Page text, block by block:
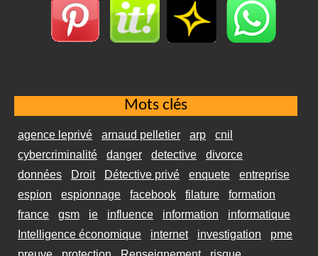
Mots clés
agence leprivé arnaud pelletier arp
cnil
cybercriminalité
danger detective
divorce
données
Droit Détective privé enquete
entreprise
espion
espionnage facebook filature
formation
france
gsm ie influence information
informatique
Intelligence économique
internet investigation
pme